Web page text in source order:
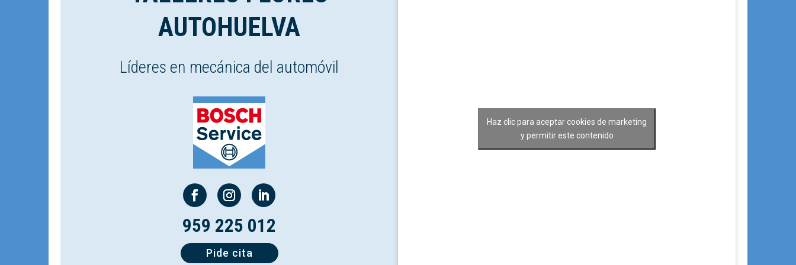
AUTOHUELVA
Líderes en mecánica del automóvil
959 225 012
Pide cita
Haz clic para aceptar cookies de marketing
y permitir este contenido